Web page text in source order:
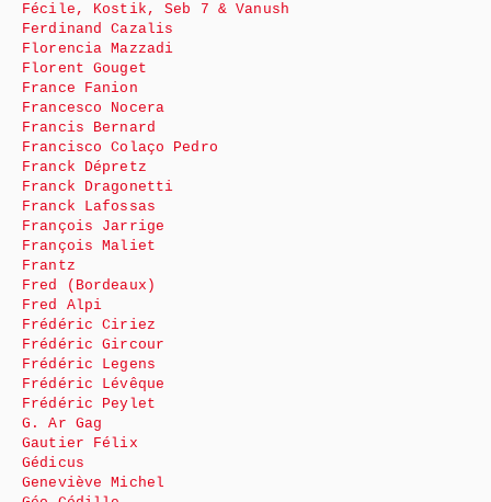
Fécile, Kostik, Seb 7 & Vanush
Ferdinand Cazalis
Florencia Mazzadi
Florent Gouget
France Fanion
Francesco Nocera
Francis Bernard
Francisco Colaço Pedro
Franck Dépretz
Franck Dragonetti
Franck Lafossas
François Jarrige
François Maliet
Frantz
Fred (Bordeaux)
Fred Alpi
Frédéric Ciriez
Frédéric Gircour
Frédéric Legens
Frédéric Lévêque
Frédéric Peylet
G. Ar Gag
Gautier Félix
Gédicus
Geneviève Michel